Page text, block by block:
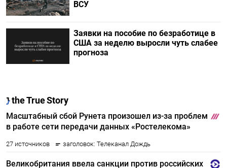
ВСУ
Заявки на пособие по безработице в
США за неделю выросли чуть слабее
прогноза